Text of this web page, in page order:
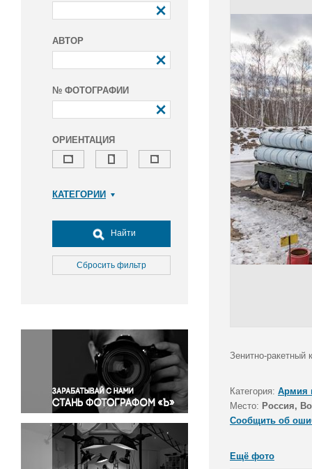
АВТОР
№ ФОТОГРАФИИ
ОРИЕНТАЦИЯ
КАТЕГОРИИ
Досуг, туризм и отдых
Культура
Медицина
Окружающая среда
Политика
Правосудие
Происшествия и конфликты
Религия
Светская жизнь
Спорт
Экология
Найти
Сбросить фильтр
Зенитно-
Категория: Армия
Место: Россия,
Сообщить об
Ещё фото